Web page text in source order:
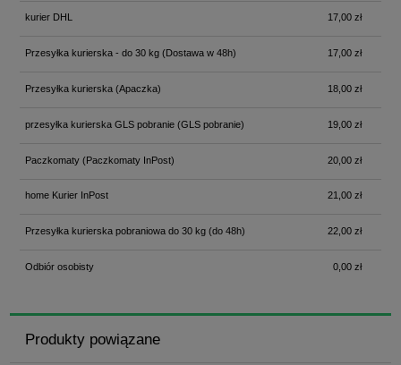
kurier DHL 17,00 zł
Przesyłka kurierska - do 30 kg(Dostawa w 48h) 17,00 zł
Przesyłka kurierska (Apaczka) 18,00 zł
przesyłka kurierska GLS pobranie(GLS pobranie) 19,00 zł
Paczkomaty(Paczkomaty InPost) 20,00 zł
home Kurier InPost 21,00 zł
Przesyłka kurierska pobraniowa do 30 kg(do 48h) 22,00 zł
Odbiór osobisty 0,00 zł
Produkty powiązane